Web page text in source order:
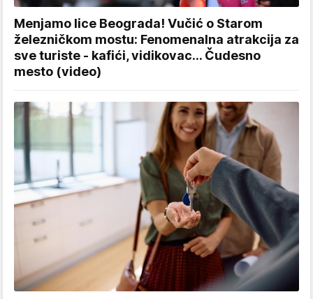
Menjamo lice Beograda! Vučić o Starom
železničkom mostu: Fenomenalna atrakcija za
sve turiste - kafići, vidikovac... Čudesno
mesto (video)